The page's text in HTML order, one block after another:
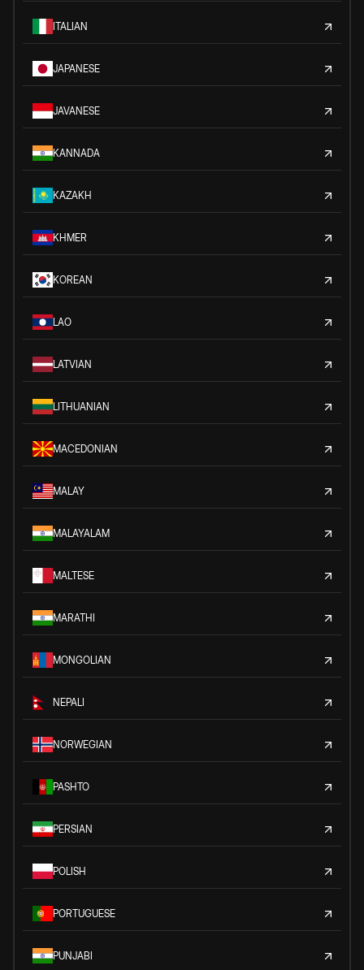
ITALIAN
JAPANESE
JAVANESE
KANNADA
KAZAKH
KHMER
KOREAN
LAO
LATVIAN
LITHUANIAN
MACEDONIAN
MALAY
MALAYALAM
MALTESE
MARATHI
MONGOLIAN
NEPALI
NORWEGIAN
PASHTO
PERSIAN
POLISH
PORTUGUESE
PUNJABI